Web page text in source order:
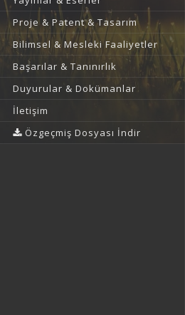
Proje & Patent & Tasarım
Bilimsel & Mesleki Faaliyetler
Başarılar & Tanınırlık
Duyurular & Dokümanlar
İletişim
Özgeçmiş Dosyası İndir